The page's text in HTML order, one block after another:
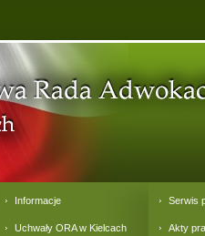
Informacje
Uchwały ORA w Kielcach
Serwis
Akty